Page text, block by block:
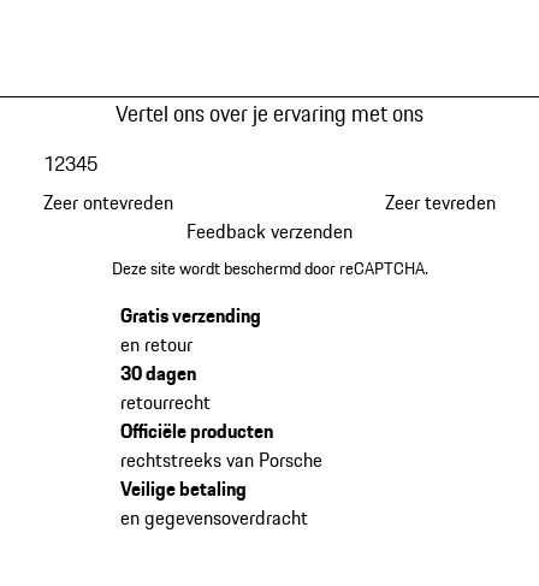
Vertel ons over je ervaring met ons
Zeer ontevreden
12345
Zeer tevreden
Feedback verzenden
Deze site wordt beschermd door reCAPTCHA.
Gratis verzending
en retour
30 dagen
retourrecht
Officiële producten
rechtstreeks van Porsche
Veilige betaling
en gegevensoverdracht